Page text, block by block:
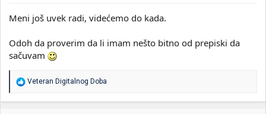
Meni još uvek radi, videćemo do kada.
Odoh da proverim da li imam nešto bitno od prepiski da
sačuvam
R
a
Veteran Digitalnog Doba